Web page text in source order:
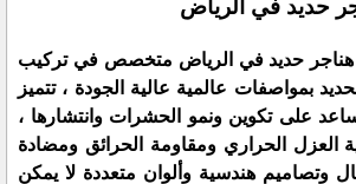
حديد في الرياض
حديد في الرياض متخصص في تركيب
بمواصفات عالمية عالية الجودة ، تتميز
على تكوين ونمو الحشرات وانتشارها ،
العزل الحراري ومقاومة الحرائق ومضادة
وتصاميم هندسية وألوان متعددة لا يمكن